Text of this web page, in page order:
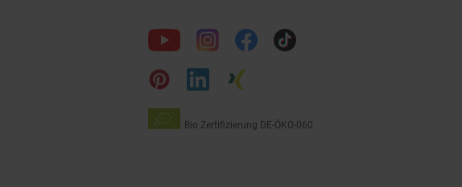
uns
auf
Unsere